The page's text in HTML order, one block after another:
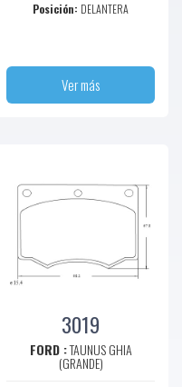
Posición: DELANTERA
Ver más
3019
FORD :TAUNUS GHIA
(GRANDE)